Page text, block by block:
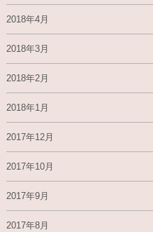
2018年4月
2018年3月
2018年2月
2018年1月
2017年12月
2017年10月
2017年9月
2017年8月